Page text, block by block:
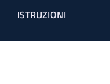
ISTRUZIONI